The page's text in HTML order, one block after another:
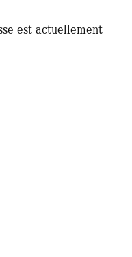
est actuellement